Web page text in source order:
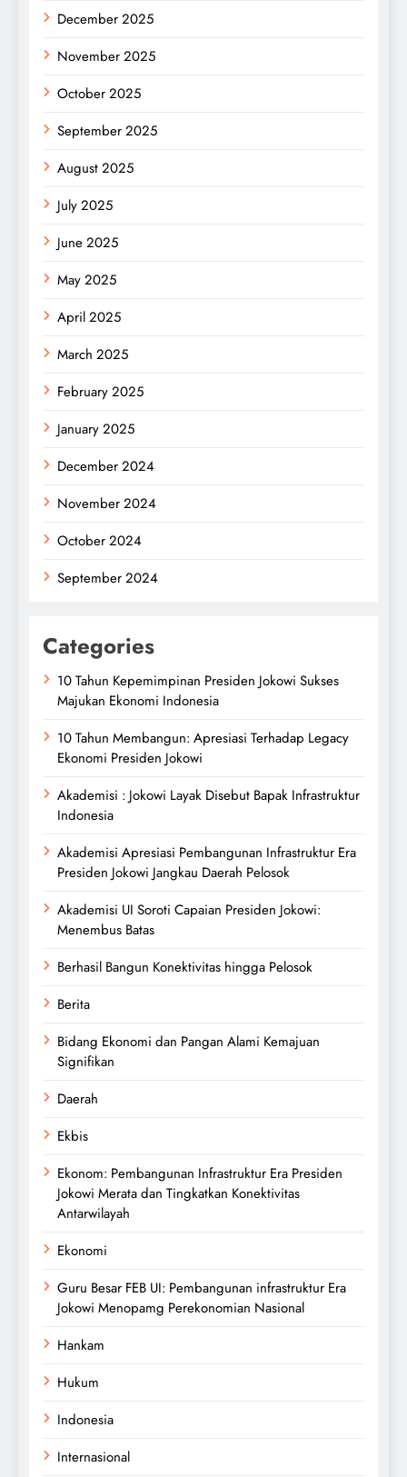
December 2025
November 2025
October 2025
September 2025
August 2025
July 2025
June 2025
May 2025
April 2025
March 2025
February 2025
January 2025
December 2024
November 2024
October 2024
September 2024
Categories
10 Tahun Kepemimpinan Presiden Jokowi Sukses
Majukan Ekonomi Indonesia
10 Tahun Membangun: Apresiasi Terhadap Legacy
Ekonomi Presiden Jokowi
Akademisi : Jokowi Layak Disebut Bapak Infrastruktur
Indonesia
Akademisi Apresiasi Pembangunan Infrastruktur Era
Presiden Jokowi Jangkau Daerah Pelosok
Akademisi UI Soroti Capaian Presiden Jokowi:
Menembus Batas
Berhasil Bangun Konektivitas hingga Pelosok
Berita
Bidang Ekonomi dan Pangan Alami Kemajuan
Signifikan
Daerah
Ekbis
Ekonom: Pembangunan Infrastruktur Era Presiden
Jokowi Merata dan Tingkatkan Konektivitas
Antarwilayah
Ekonomi
Guru Besar FEB UI: Pembangunan infrastruktur Era
Jokowi Menopamg Perekonomian Nasional
Hankam
Hukum
Indonesia
Internasional